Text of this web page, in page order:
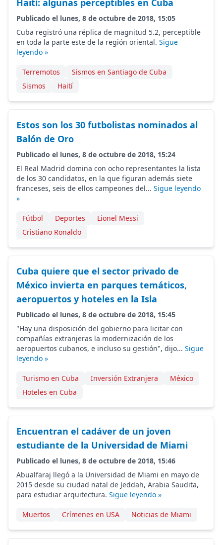
Haití: algunas perceptibles en Cuba
Publicado el lunes, 8 de octubre de 2018, 15:05
Cuba registró una réplica de magnitud 5.2, perceptible
en toda la parte este de la región oriental. Sigue
leyendo »
Terremotos
Sismos en Santiago de Cuba
Sismos
Haití
Estos son los 30 futbolistas nominados al
Balón de Oro
Publicado el lunes, 8 de octubre de 2018, 15:24
El Real Madrid domina con ocho representantes la lista
de los 30 candidatos, en la que figuran además siete
franceses, seis de ellos campeones del... Sigue leyendo
»
Fútbol Deportes
Lionel Messi
Cristiano Ronaldo
Cuba quiere que el sector privado de
México invierta en parques temáticos,
aeropuertos y hoteles en la Isla
Publicado el lunes, 8 de octubre de 2018, 15:45
"Hay una disposición del gobierno para licitar con
compañías extranjeras la modernización de los
aeropuertos cubanos, e incluso su gestión", dijo... Sigue
leyendo »
Turismo en Cuba Inversión Extranjera
México
Hoteles en Cuba
Encuentran el cadáver de un joven
estudiante de la Universidad de Miami
Publicado el lunes, 8 de octubre de 2018, 15:46
Abualfaraj llegó a la Universidad de Miami en mayo de
2015 desde su ciudad natal de Jeddah, Arabia Saudita,
para estudiar arquitectura. Sigue leyendo »
Muertos Crímenes en USA Noticias de Miami